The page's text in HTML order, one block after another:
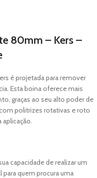
80mm – Kers –
é projetada para remover
Esta boina oferece mais
graças ao seu alto poder de
politrizes rotativas e roto
capacidade de realizar um
quem procura uma